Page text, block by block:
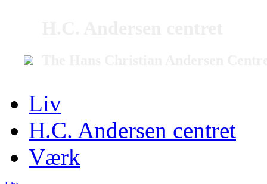
Liv
H.C. Andersen centret
Værk